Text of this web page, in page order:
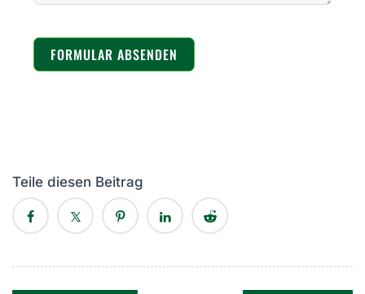
FORMULAR ABSENDEN
Teile diesen Beitrag